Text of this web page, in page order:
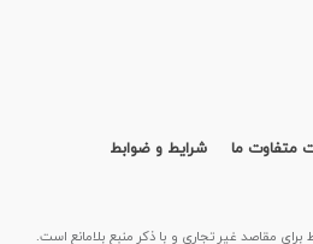
متفاوت ما
شرایط و ضوابط
برای مقاصد غیر تجاری و با ذکر منبع بلامانع است.